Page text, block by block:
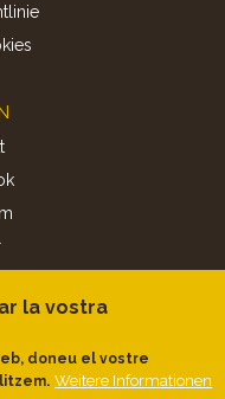
la vostra
doneu el vostre
Weitere Informationen